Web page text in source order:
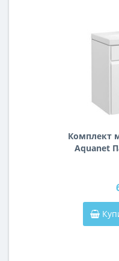
Комплект
Aquanet